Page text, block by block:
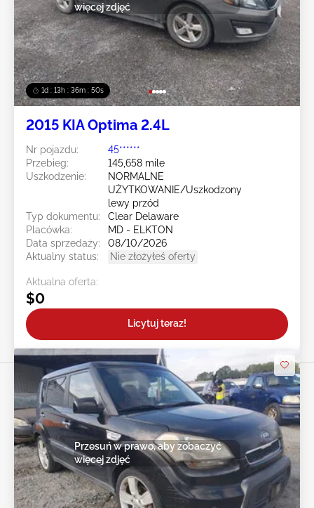
1d : 13h : 36m : 47s
więcej zdjęć
2015 KIA Optima 2.4L
Nr pojazdu:
45******
Przebieg:
145,658 mile
Uszkodzenie:
NORMALNE
UŻYTKOWANIE/Uszkodzony
lewy przód
Typ dokumentu:
Clear Delaware
Placówka:
MD - ELKTON
Data sprzedaży:
08/10/2026
Aktualny status:
Nie złożyłeś oferty
Aktualna oferta:
$0
Licytuj teraz!
Przesuń w prawo, aby zobaczyć
więcej zdjęć